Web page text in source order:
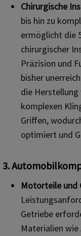
Chirurgische
bis hin zu
ermöglicht die
chirurgischer
Präzision und
bisher
die
komplexen
Griffen,
optimiert und
3.
Motorteile und
Getriebe
Materialien